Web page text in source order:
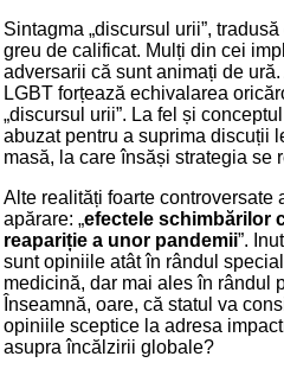
Sintagma „discursul urii”,
greu de calificat. Mulți din cei
adversarii că sunt animați de
LGBT forțează echivalarea
„discursul urii”. La fel și
abuzat pentru a suprima discuții
masă, la care însăși strategia se
Alte realități foarte controversate
apărare: „efectele schimbărilor
reapariție a unor pandemii”.
sunt opiniile atât în rândul
medicină, dar mai ales în rândul
Înseamnă, oare, că statul va
opiniile sceptice la adresa
asupra încălzirii globale?